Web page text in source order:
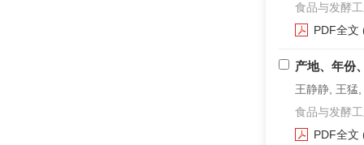
食品与发酵
PDF全文
产地、年份
王静静, 王猛
食品与发酵
PDF全文